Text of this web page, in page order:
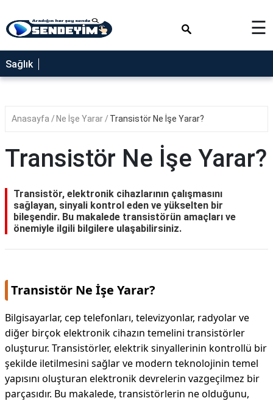
SAĞLIK
NEDİR
YEMEK
RÜYA
GEZİLECEK
YERLER
BLOG
☰
Sağlık
Anasayfa Ne İşe Yarar Transistör Ne İşe Yarar?
Transistör Ne İşe Yarar?
Transistör, elektronik cihazlarının çalışmasını
sağlayan, sinyali kontrol eden ve yükselten bir
bileşendir. Bu makalede transistörün amaçları ve
önemiyle ilgili bilgilere ulaşabilirsiniz.
Transistör Ne İşe Yarar?
Bilgisayarlar, cep telefonları, televizyonlar, radyolar ve
diğer birçok elektronik cihazın temelini transistörler
oluşturur. Transistörler, elektrik sinyallerinin kontrollü bir
şekilde iletilmesini sağlar ve modern teknolojinin temel
yapısını oluşturan elektronik devrelerin vazgeçilmez bir
parçasıdır. Bu makalede, transistörlerin ne olduğunu,